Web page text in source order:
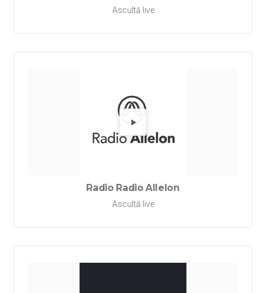
Ascultă live
Redă
Radio Radio Allelon
Ascultă live